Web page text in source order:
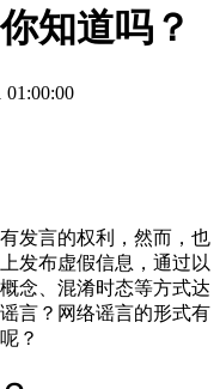
知道吗？
01:00:00
发言的权利，然而，也
发布虚假信息，通过以
念、混淆时态等方式达
言？网络谣言的形式有
？